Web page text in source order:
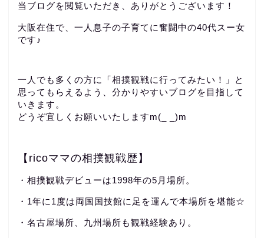
当ブログを閲覧いただき、ありがとうございます！
大阪在住で、一人息子の子育てに奮闘中の40代スー女
です♪
一人でも多くの方に「相撲観戦に行ってみたい！」と
思ってもらえるよう、分かりやすいブログを目指して
いきます。
どうぞ宜しくお願いいたしますm(_ _)m
【ricoママの相撲観戦歴】
・相撲観戦デビューは1998年の5月場所。
・1年に1度は両国国技館に足を運んで本場所を堪能☆
・名古屋場所、九州場所も観戦経験あり。